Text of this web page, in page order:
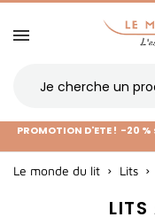
PROMOTION D'ETE ! -20 %
Le monde du lit Lits
LITS